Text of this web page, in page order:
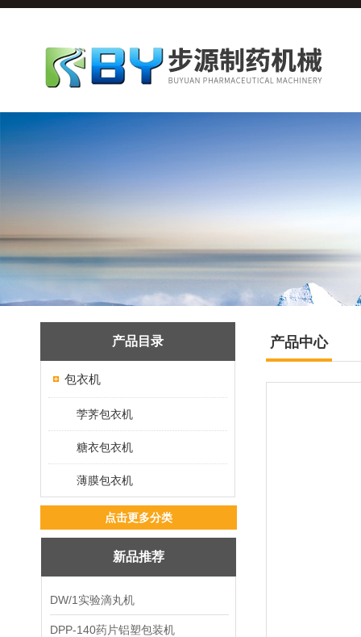
产品目录
包衣机
茡荠包衣机
糖衣包衣机
薄膜包衣机
点击更多分类
新品推荐
DW/1实验滴丸机
DPP-140药片铝塑包装机
产品中心